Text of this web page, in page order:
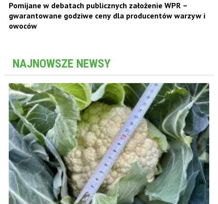
Pomijane w debatach publicznych założenie WPR –
gwarantowane godziwe ceny dla producentów warzyw i
owoców
NAJNOWSZE NEWSY